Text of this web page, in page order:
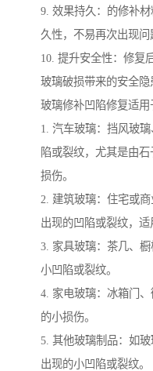
9. 效果持久：的修补
久性，不易再次出现问
10. 提升安全性：修复
玻璃破损带来的安全隐
玻璃修补凹陷修复适用
1. 汽车玻璃：挡风玻
陷或裂纹，尤其是由
损伤。
2. 建筑玻璃：住宅或
出现的凹陷或裂纹，适
3. 家具玻璃：茶几、
小凹陷或裂纹。
4. 家电玻璃：冰箱门
的小损伤。
5. 其他玻璃制品：如
出现的小凹陷或裂纹。